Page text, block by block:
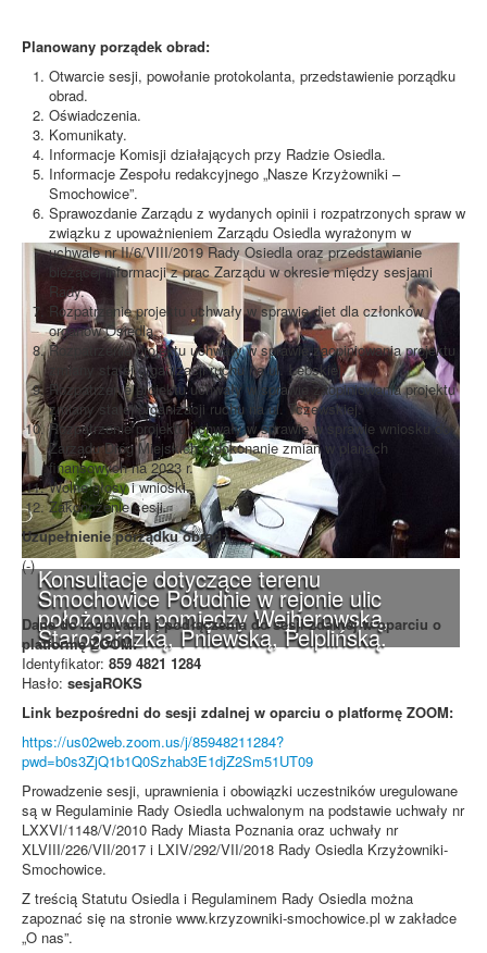
Konsultacje dotyczące terenu
Smochowice Południe w rejonie ulic
położonych pomiędzy Wejherowską,
Starogardzką, Pniewską, Pelplińską.
Planowany porządek obrad:
Otwarcie sesji, powołanie protokolanta, przedstawienie porządku
obrad.
Oświadczenia.
Komunikaty.
Informacje Komisji działających przy Radzie Osiedla.
Informacje Zespołu redakcyjnego „Nasze Krzyżowniki –
Smochowice”.
Sprawozdanie Zarządu z wydanych opinii i rozpatrzonych spraw w
związku z upoważnieniem Zarządu Osiedla wyrażonym w
uchwale nr II/6/VIII/2019 Rady Osiedla oraz przedstawianie
bieżącej informacji z prac Zarządu w okresie między sesjami
Rady.
Rozpatrzenie projektu uchwały w sprawie diet dla członków
organów Osiedla.
Rozpatrzenie projektu uchwały w sprawie zaopiniowania projektu
zmiany stałej organizacji ruchu na ul. Łebskiej.
Rozpatrzenie projektu uchwały w sprawie zaopiniowania projektu
zmiany stałej organizacji ruchu na ul. Tczewskiej.
Rozpatrzenie projektu uchwały w sprawie w sprawie wniosku do
Zarządu Dróg Miejskich o dokonanie zmian w planach
finansowych na 2023 r.
Wolne głosy i wnioski.
Zakończenie sesji.
Uzupełnienie porządku obrad:
(-)
Dane do logowania i podłączenia do sesji zdalnej w oparciu o
platformę ZOOM:
Identyfikator: 859 4821 1284
Hasło: sesjaROKS
Link bezpośredni do sesji zdalnej w oparciu o platformę ZOOM:
https://us02web.zoom.us/j/85948211284?
pwd=b0s3ZjQ1b1Q0Szhab3E1djZ2Sm51UT09
Prowadzenie sesji, uprawnienia i obowiązki uczestników uregulowane
są w Regulaminie Rady Osiedla uchwalonym na podstawie uchwały nr
LXXVI/1148/V/2010 Rady Miasta Poznania oraz uchwały nr
XLVIII/226/VII/2017 i LXIV/292/VII/2018 Rady Osiedla Krzyżowniki-
Smochowice.
Z treścią Statutu Osiedla i Regulaminem Rady Osiedla można
zapoznać się na stronie www.krzyzowniki-smochowice.pl w zakładce
„O nas”.